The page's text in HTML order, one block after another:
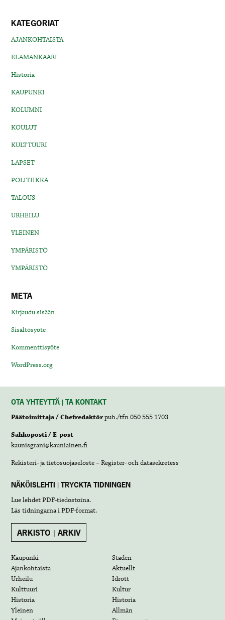
KATEGORIAT
AJANKOHTAISTA
ELÄMÄNKAARI
Historia
KAUPUNKI
KOLUMNI
KOULUT
KULTTUURI
LAPSET
POLITIIKKA
TALOUS
URHEILU
YLEINEN
YMPÄRISTÖ
YMPÄRISTÖ
META
Kirjaudu sisään
Sisältösyöte
Kommenttisyöte
WordPress.org
OTA YHTEYTTÄ | TA KONTAKT
Päätoimittaja / Chefredaktörpuh./tfn 050 555 1703
Sähköposti / E-post
kaunisgrani@kauniainen.fi
Rekisteri- ja tietosuojaseloste – Register- och datasekretess
NÄKÖISLEHTI | TRYCKTA TIDNINGEN
Lue lehdetPDF-tiedostoina.
Läs tidningarna iPDF-format.
ARKISTO | ARKIV
Kaupunki
Staden
Ajankohtaista
Aktuellt
Urheilu
Idrott
Kulttuuri
Kultur
Historia
Historia
Yleinen
Allmän